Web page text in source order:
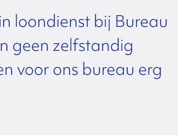
loondienst bij Bureau
geen zelfstandig
voor ons bureau erg